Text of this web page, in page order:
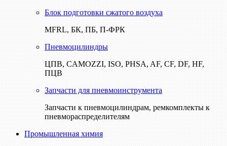
Блок подготовки сжатого воздуха
MFRL, БК, ПБ, П-ФРК
Пневмоцилиндры
ЦПВ, CAMOZZI, ISO, PHSA, AF, CF, DF, HF,
ПЦВ
Запчасти для пневмоинструмента
Запчасти к пневмоцилиндрам, ремкомплекты к
пневмораспределителям
Промышленная химия